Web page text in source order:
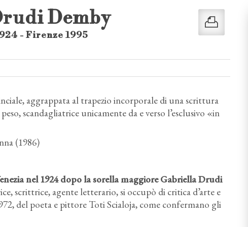
Demby
- Firenze 1995
aggrappata al trapezio incorporale di una scrittura
scandagliatrice unicamente da e verso l’esclusivo «in
(1986)
nel 1924 dopo la sorella maggiore Gabriella Drudi
scrittrice, agente letterario, si occupò di critica d’arte e
del poeta e pittore Toti Scialoja, come confermano gli